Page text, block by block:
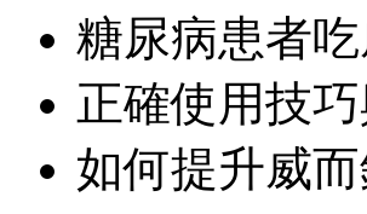
糖尿病患者
正確使用技
如何提升威